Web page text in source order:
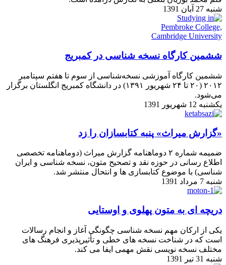
شنبه 27 آبان 1391
ششمین کارگاه نسخه ‌شناسی در کمبریج
ششمین کارگاه آموزشی نسخه‌‌شناسی از سوم تا هفتم سپتامبر
۲۰۱۲ (۲۰ تا ۲۴ شهریور ۱۳۹۱) در دانشگاه کمبریج انگلستان برگزار
می‌شود.
یکشنبه 12 شهریور 1391
«گزارش میراث» پنبه کتابسازان را زد
ضمیمه شماره ۲ دوماهنامه گزارش میراث (دوماهنامه تخصصی
اطلاع رسانی در حوزه نقد و تصحیح متون، نسخه شناسی و ایران
شناسی) با موضوع کتابسازی ها و انتحال منتشر شد.
شنبه 7 مرداد 1391
دریچه ای به متون پهلوی و اوستایی
یکی از ارکان مهم نسخه شناسی چگونگی آغاز و انجام رسالات
است که در شناخت نسخه های خطی و تأثیرپذیری فرهنگ های
مختلف نسخه نویسی نقش مهمی ایفا می کند.
شنبه 31 تیر 1391